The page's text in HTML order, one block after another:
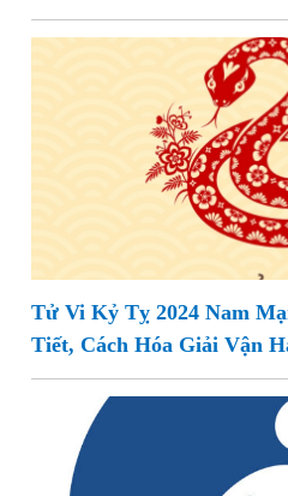
Tử Vi Kỷ Tỵ 2024 Nam
Tiết, Cách Hóa Giải Vận